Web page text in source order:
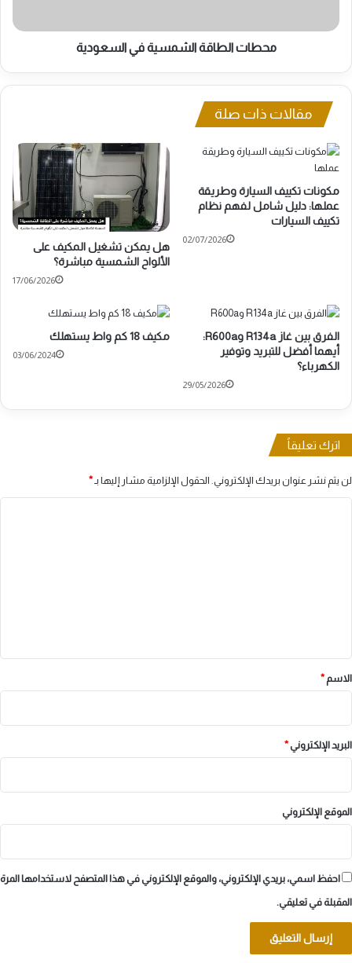
محطات الطاقة الشمسية في السعودية
مقالات ذات صلة
هل يمكن تشغيل المكيف على
الألواح الشمسية مباشرة؟
17/06/2026
مكونات تكييف السيارة وطريقة
عملها: دليل شامل لفهم نظام
تكييف السيارات
02/07/2026
مكيف 18 كم واط يستهلك
03/06/2024
الفرق بين غاز R134a وR600a:
أيهما أفضل للتبريد وتوفير
الكهرباء؟
29/05/2026
اترك تعليقاً
لن يتم نشر عنوان بريدك الإلكتروني. الحقول الإلزامية مشار إليها بـ*
*
الاسم *
البريد الإلكتروني*
الموقع الإلكتروني
احفظ اسمي، بريدي الإلكتروني، والموقع الإلكتروني في هذا المتصفح لاستخدامها المرة
المقبلة في تعليقي.